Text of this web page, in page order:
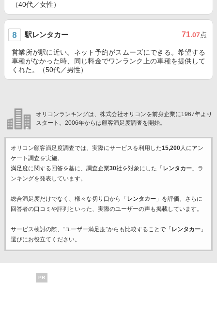
（40代／女性）
駅レンタカー 71.07点
営業所が駅に近い。ネット予約がスムーズにできる。希望する
車種がなかった時、同じ料金でワンランク上の車種を提供して
くれた。（50代／男性）
オリコンランキングは、株式会社オリコンを前身企業に1967年より
スタート。2006年からは顧客満足度調査を開始。
オリコン顧客満足度調査では、実際にサービスを利用した15,200人にアン
ケート調査を実施。
満足度に関する回答を基に、調査企業30社を対象にした「 レンタカー」ラ
ンキングを発表しています。
総合満足度だけでなく、様々な切り口から「 レンタカー」を評価。さらに
回答者の口コミや評判といった、実際のユーザーの声も掲載しています。
サービス検討の際、“ユーザー満足度”からも比較することで「 レンタカー」
選びにお役立てください。
PR